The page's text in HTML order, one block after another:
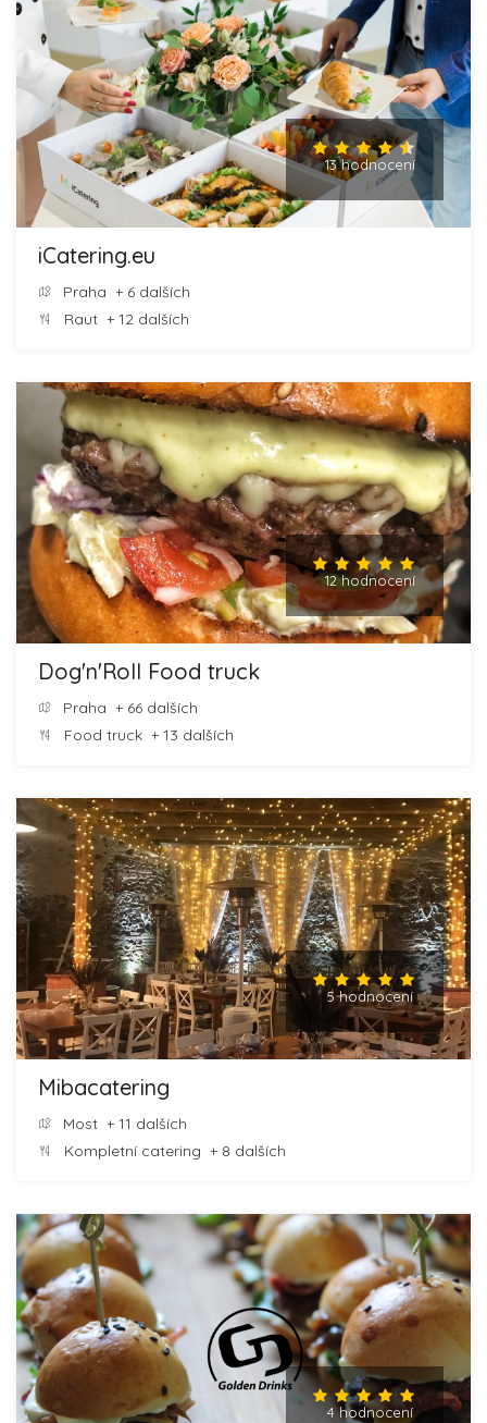
13 hodnocení
iCatering.eu
Praha + 6 dalších
Raut + 12 dalších
12 hodnocení
Dog'n'Roll Food truck
Praha + 66 dalších
Food truck + 13 dalších
5 hodnocení
Mibacatering
Most + 11 dalších
Kompletní catering + 8 dalších
4 hodnocení